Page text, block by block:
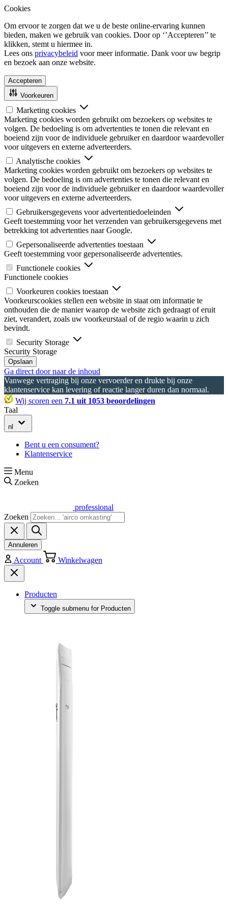
Cookies
Om ervoor te zorgen dat we u de beste online-ervaring kunnen
bieden, maken we gebruik van cookies. Door op ‘’Accepteren’’ te
klikken, stemt u hiermee in.
Lees ons privacybeleid voor meer informatie. Dank voor uw begrip
en bezoek aan onze website.
Accepteren
Voorkeuren
Marketing cookies
Marketing cookies worden gebruikt om bezoekers op websites te
volgen. De bedoeling is om advertenties te tonen die relevant en
boeiend zijn voor de individuele gebruiker en daardoor waardevoller
voor uitgevers en externe adverteerders.
Analytische cookies
Marketing cookies worden gebruikt om bezoekers op websites te
volgen. De bedoeling is om advertenties te tonen die relevant en
boeiend zijn voor de individuele gebruiker en daardoor waardevoller
voor uitgevers en externe adverteerders.
Gebruikersgegevens voor advertentiedoeleinden
Geeft toestemming voor het verzenden van gebruikersgegevens met
betrekking tot advertenties naar Google.
Gepersonaliseerde advertenties toestaan
Geeft toestemming voor gepersonaliseerde advertenties.
Functionele cookies
Functionele cookies
Voorkeuren cookies toestaan
Voorkeurscookies stellen een website in staat om informatie te
onthouden die de manier waarop de website zich gedraagt of eruit
ziet, verandert, zoals uw voorkeurstaal of de regio waarin u zich
bevindt.
Security Storage
Security Storage
Opslaan
Ga direct door naar de inhoud
Vanwege vertraging bij onze vervoerder en drukte bij onze
klantenservice kan levering of reactie langer duren dan normaal.
Wij scoren een 7.1 uit 1053 beoordelingen
Taal
nl
Bent u een consument?
Klantenservice
Menu
Zoeken
professional
Zoeken
Annuleren
Account Winkelwagen
Producten
Toggle submenu for Producten